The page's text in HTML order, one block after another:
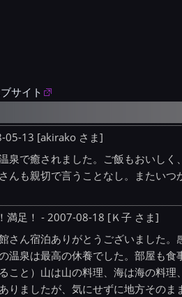
サイト
05-13 [akirako さま]
泉で癒されました。ご飯もおいしく
んも親切で言うことなし。またいつ
満足！ - 2007-08-18 [Ｋ子 さま]
ん宿泊ありがとうございました。
温泉は最高の休養でした。部屋も食
こと）山は山の料理、海は海の料理
りましたが、気にせずに地方そのま